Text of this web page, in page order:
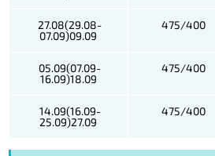
27.08(29.08-
07.09)09.09
475/400
05.09(07.09-
16.09)18.09
475/400
14.09(16.09-
25.09)27.09
475/400